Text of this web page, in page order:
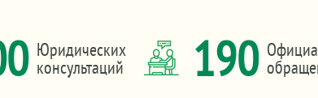
Юридических
консультаций 190